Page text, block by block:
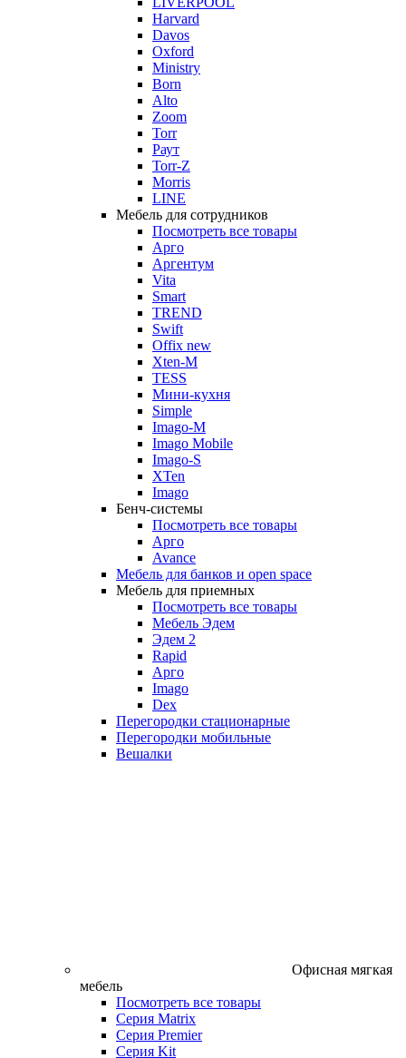
Harvard
Davos
Oxford
Ministry
Born
Alto
Zoom
Torr
Раут
Torr-Z
Morris
LINE
Мебель для сотрудников
Посмотреть все товары
Арго
Аргентум
Vita
Smart
TREND
Swift
Offix new
Xten-M
TESS
Мини-кухня
Simple
Imago-M
Imago Mobile
Imago-S
XTen
Imago
Бенч-системы
Посмотреть все товары
Арго
Avance
Мебель для банков и open space
Мебель для приемных
Посмотреть все товары
Мебель Эдем
Эдем 2
Rapid
Арго
Imago
Dex
Перегородки стационарные
Перегородки мобильные
Вешалки
Офисная мягкая
мебель
Посмотреть все товары
Серия Matrix
Серия Premier
Серия Kit